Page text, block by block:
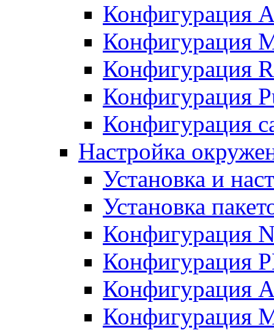
Конфигурация
Конфигурация
Конфигурация
Конфигурация
Конфигурация
Настройка
Установка и
Установка
Конфигурация
Конфигурация
Конфигурация
Конфигурация